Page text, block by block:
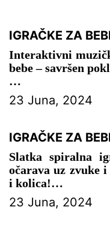
IGRAČKE ZA
Interaktivni
bebe – savršen
– IGRAČKE ZA
23 Juna, 2024
IGRAČKE ZA
Slatka spiralna
očarava uz zvuke
i kolica!
– IGRAČKE ZA
23 Juna, 2024